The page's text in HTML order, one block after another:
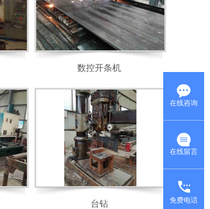
数控开条机
台钻
在线咨询
在线留言
免费电话